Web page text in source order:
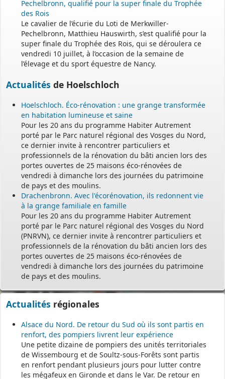
Pechelbronn, qualifié pour la super finale du Trophée
des Rois
Le cavalier de l’écurie du Loti de Merkwiller-
Pechelbronn, Matthieu Hauswirth, s’est qualifié pour la
super finale du Trophée des Rois, qui se déroulera ce
vendredi 10 juillet, à l’occasion de la semaine de
l’élevage et du sport équestre de Nancy.
Actualités de Hoelschloch
Hoelschloch. Éco-rénovation : une grange transformée
en habitation lumineuse et saine
Pour les 20 ans du programme Habiter Autrement
porté par le Parc naturel régional des Vosges du Nord,
ce dernier invite à rencontrer particuliers et
professionnels de la rénovation du bâti ancien lors des
portes ouvertes de 25 maisons éco-rénovées de
vendredi à dimanche lors des journées du patrimoine
de pays et des moulins.
Drachenbronn. Avec l'écorénovation, ils redonnent vie
à la grange familiale en famille
Pour les 20 ans du programme Habiter Autrement
porté par le Parc naturel régional des Vosges du Nord
(PNRVN), ce dernier invite à rencontrer particuliers et
professionnels de la rénovation du bâti ancien lors des
portes ouvertes de 25 maisons éco-rénovées de
vendredi à dimanche lors des journées du patrimoine
de pays et des moulins.
Actualités régionales
Alsace du Nord. De retour du Sud où ils sont partis en
renfort, des pompiers livrent leur expérience
Une petite dizaine de pompiers des unités territoriales
de Wissembourg et de Soultz-sous-Forêts sont partis
en renfort pendant plusieurs jours pour lutter contre
les mégafeux en Gironde et dans le Var. De retour en